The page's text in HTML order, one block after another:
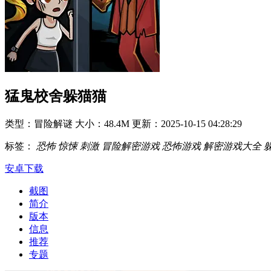
猛鬼校舍躲猫猫
类型：冒险解谜 大小：48.4M 更新：2025-10-15 04:28:29
标签： 恐怖 惊悚 刺激 冒险解密游戏 恐怖游戏 解密游戏大全
安卓下载
截图
简介
版本
信息
推荐
专题